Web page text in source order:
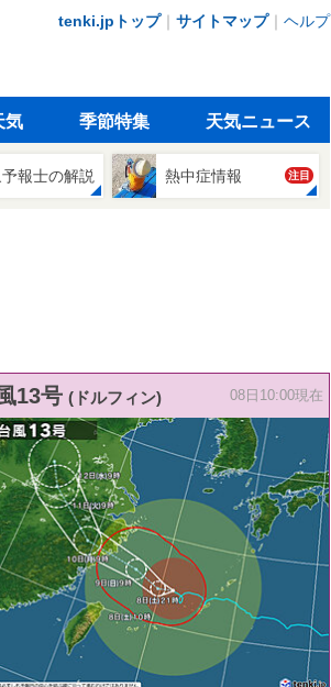
tenki.jpトップ｜ サイトマップ｜ ヘルプ
気 季節特集 天気ニュース
報士の解説 熱中症情報 注目
13号 (ドルフィン) 08日10:00現在